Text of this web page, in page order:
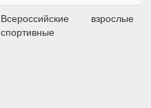
Всероссийские
спортивные
взрослые